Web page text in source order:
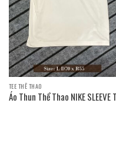
TEE THỂ THAO
Áo Thun Thể Thao NIKE SLEEVE